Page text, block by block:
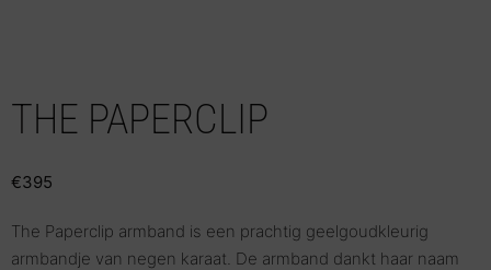
THE PAPERCLIP
€395
The Paperclip armband is een prachtig geelgoudkleurig
armbandje van negen karaat. De armband dankt haar naam